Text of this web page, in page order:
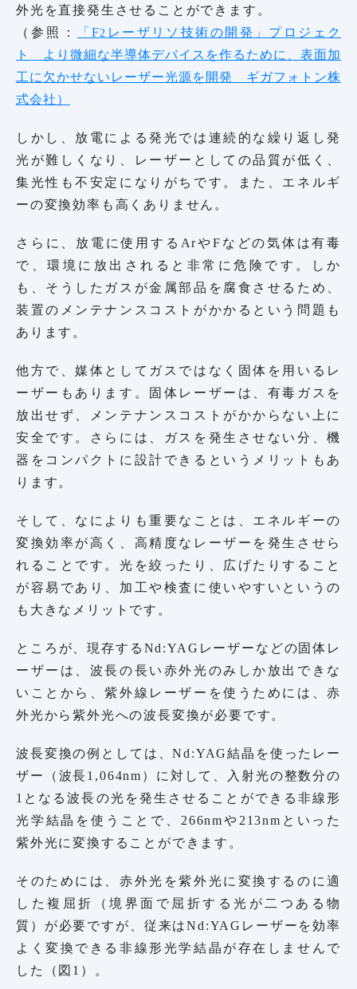
外光を直接発生させることができます。
（参照：
「F2 レーザリソ技術の開発」プロジェク
ト より微細な半導体デバイスを作るために、表面加
工に欠かせないレーザー光源を開発 ギガフォトン株
式会社）
しかし、放電による発光では連続的な繰り返し発
光が難しくなり、レーザーとしての品質が低く、
集光性も不安定になりがちです。また、エネルギ
ーの変換効率も高くありません。
さらに、放電に使用するArやFなどの気体は有毒
で、環境に放出されると非常に危険です。しか
も、そうしたガスが金属部品を腐食させるため、
装置のメンテナンスコストがかかるという問題も
あります。
他方で、媒体としてガスではなく固体を用いるレ
ーザーもあります。固体レーザーは、有毒ガスを
放出せず、メンテナンスコストがかからない上に
安全です。さらには、ガスを発生させない分、機
器をコンパクトに設計できるというメリットもあ
ります。
そして、なによりも重要なことは、エネルギーの
変換効率が高く、高精度なレーザーを発生させら
れることです。光を絞ったり、広げたりすること
が容易であり、加工や検査に使いやすいというの
も大きなメリットです。
ところが、現存するNd:YAGレーザーなどの固体レ
ーザーは、波長の長い赤外光のみしか放出できな
いことから、紫外線レーザーを使うためには、赤
外光から紫外光への波長変換が必要です。
波長変換の例としては、Nd:YAG結晶を使ったレー
ザー（波長1,064nm）に対して、入射光の整数分の
1となる波長の光を発生させることができる非線形
光学結晶を使うことで、266nmや213nmといった
紫外光に変換することができます。
そのためには、赤外光を紫外光に変換するのに適
した複屈折（境界面で屈折する光が二つある物
質）が必要ですが、従来はNd:YAGレーザーを効率
よく変換できる非線形光学結晶が存在しませんで
した（図1）。